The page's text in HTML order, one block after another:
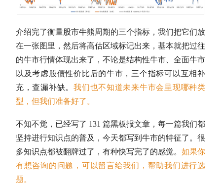
介绍完了衡量股市牛熊周期的三个指标，我们把它们放
在一张图里，然后将高估区域标记出来，基本就把过往
的牛市行情体现出来了，不论是结构性牛市 、全面牛市
以及考虑股债性价比后的牛市 ，三个指标可以互相补
充，查漏补缺。我们也不知道未来牛市会呈现哪种类
型，但我们准备好了。
不知不觉，已经写了 131 篇黑板报文章，每一篇我们都
坚持进行知识点的普及，今天都写到 牛市的特征了。很
多知识点都被翻牌过了，有种快写完了的感觉。 如果你
有想咨询的问题，可以留言给我们，帮助我们进行选
题。